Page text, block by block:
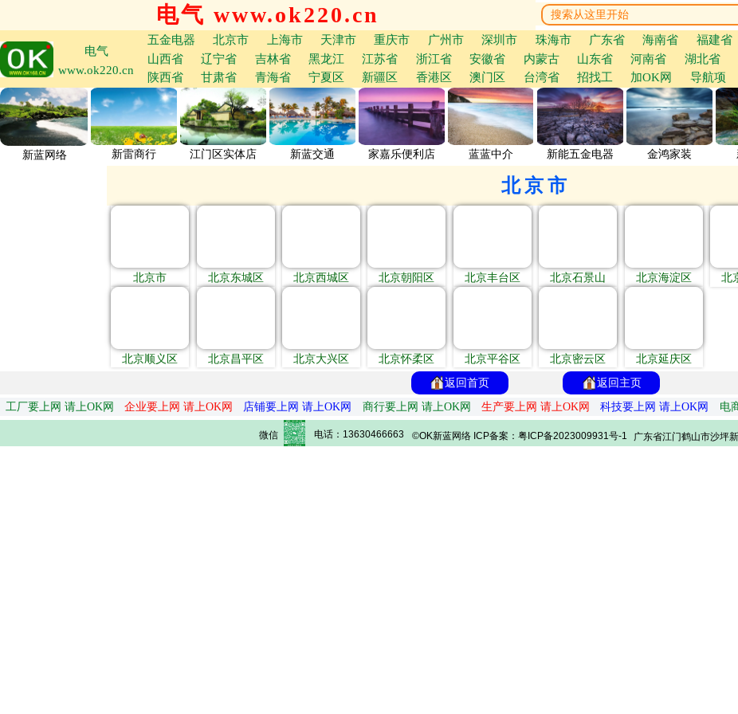
电气 www.ok220.cn
电气
www.ok220.cn
五金电器 北京市 上海市 天津市 重庆市 广州市 深圳市 珠海市 广东省 海南省 福建省
山西省
辽宁省 吉林省 黑龙江 江苏省 浙江省 安徽省 内蒙古 山东省 河南省 湖北省
陕西省
甘肃省 青海省 宁夏区 新疆区 香港区 澳门区 台湾省 招找工 加OK网 导航项
新蓝网络 新雷商行 江门区实体店 新蓝交通 家嘉乐便利店 蓝蓝中介 新能五金电器 金鸿家装
北京市
北京市 北京东城区 北京西城区 北京朝阳区 北京丰台区 北京石景山 北京海淀区 北
北京顺义区 北京昌平区 北京大兴区 北京怀柔区 北京平谷区 北京密云区
北京延庆区
返回首页
返回主页
工厂要上网 请上OK网
企业要上网 请上OK网 店铺要上网 请上OK网 商行要上网 请上OK网 生产要上网 请上OK网 科技要上网 请上OK网 电
微信 电话：13630466663 ©OK新蓝网络 ICP备案：粤ICP备2023009931号-1 广东省江门鹤山市沙坪